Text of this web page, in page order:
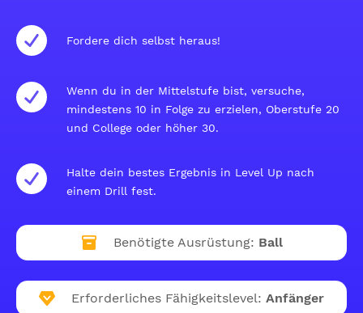
Fordere dich selbst heraus!
Wenn du in der Mittelstufe bist, versuche,
mindestens 10 in Folge zu erzielen, Oberstufe 20
und College oder höher 30.
Halte dein bestes Ergebnis in Level Up nach
einem Drill fest.
Benötigte Ausrüstung: Ball
Erforderliches Fähigkeitslevel: Anfänger